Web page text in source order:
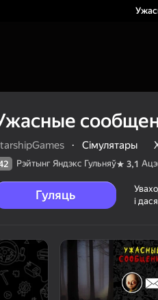
· Сімулятары
Рэйтынг Яндэкс Гульняў 3,1
Гуляць
і